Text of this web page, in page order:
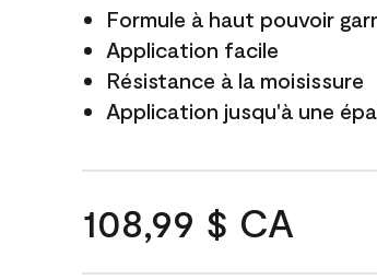
Formule à haut pouvoir
Application facile
Résistance à la moisissure
Application jusqu'à une
108,99 $ CA